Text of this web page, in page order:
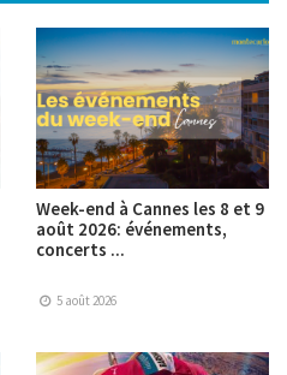
Week-end à Cannes les 8 et 9
août 2026: événements,
concerts ...
5 août 2026